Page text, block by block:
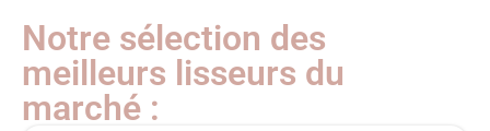
Notre sélection des
meilleurs lisseurs du
marché :